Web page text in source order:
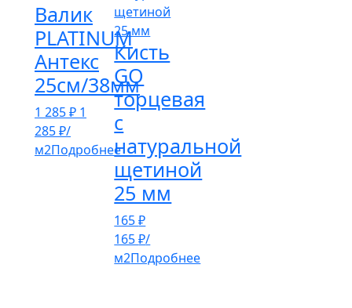
Валик
PLATINUM
Антекс
25см/38мм
1 285₽ 1
285₽/
м2Подробнее
Кисть
GO
торцевая
с
натуральной
щетиной
25 мм
165₽
165₽/
м2Подробнее